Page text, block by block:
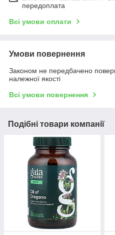
передоплата
Всі умови оплати
Умови повернення
Законом не передбачено
належної якості
Всі умови повернення
Подібні товари компанії